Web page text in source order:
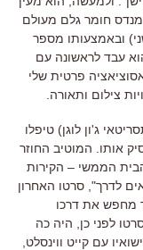
חומר גלם מעולם
ובאמצעותו מספר
עבד לראשונה עם
פרטית שלי
צילום ותאורה.
ג'ון לוגן) טיפלו
אותו. המוטיב החוזר
הממשי – הקירות
לדרך", סרטו האחרון
מחפש את דרכו
לפני כן, היה כה
עם קייט ווינסלט,